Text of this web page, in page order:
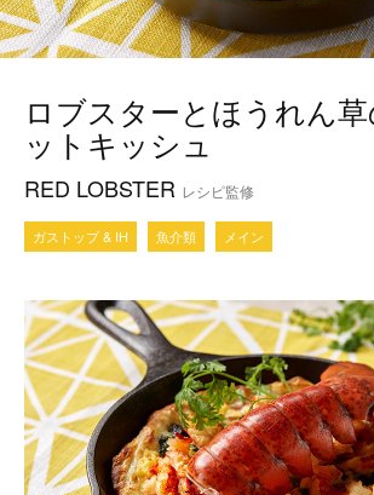
ロブスターとほうれん
ットキッシュ
RED LOBSTER レシピ監修
ガストップ & IH 魚介類 メイン